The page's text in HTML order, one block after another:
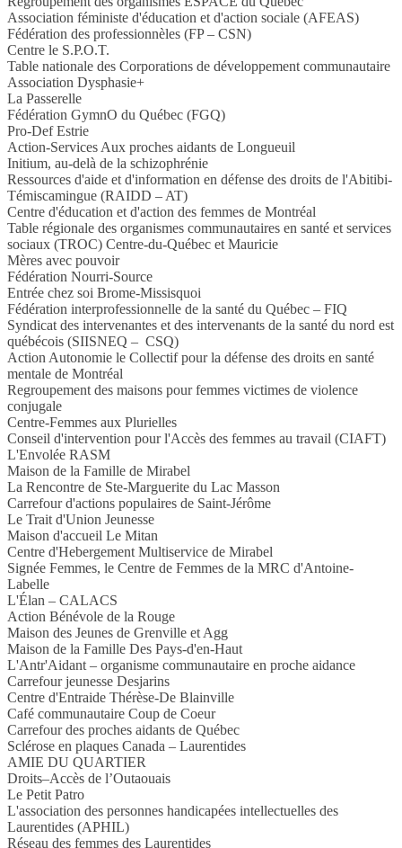
Association féministe d'éducation et d'action sociale (AFEAS)
Fédération des professionnèles (FP – CSN)
Centre le S.P.O.T.
Table nationale des Corporations de développement communautaire
Association Dysphasie+
La Passerelle
Fédération GymnO du Québec (FGQ)
Pro-Def Estrie
Action-Services Aux proches aidants de Longueuil
Initium, au-delà de la schizophrénie
Ressources d'aide et d'information en défense des droits de l'Abitibi-
Témiscamingue (RAIDD – AT)
Centre d'éducation et d'action des femmes de Montréal
Table régionale des organismes communautaires en santé et services
sociaux (TROC) Centre-du-Québec et Mauricie
Mères avec pouvoir
Fédération Nourri-Source
Entrée chez soi Brome-Missisquoi
Fédération interprofessionnelle de la santé du Québec – FIQ
Syndicat des intervenantes et des intervenants de la santé du nord est
québécois (SIISNEQ – CSQ)
Action Autonomie le Collectif pour la défense des droits en santé
mentale de Montréal
Regroupement des maisons pour femmes victimes de violence
conjugale
Centre-Femmes aux Plurielles
Conseil d'intervention pour l'Accès des femmes au travail (CIAFT)
L'Envolée RASM
Maison de la Famille de Mirabel
La Rencontre de Ste-Marguerite du Lac Masson
Carrefour d'actions populaires de Saint-Jérôme
Le Trait d'Union Jeunesse
Maison d'accueil Le Mitan
Centre d'Hebergement Multiservice de Mirabel
Signée Femmes, le Centre de Femmes de la MRC d'Antoine-
Labelle
L'Élan – CALACS
Action Bénévole de la Rouge
Maison des Jeunes de Grenville et Agg
Maison de la Famille Des Pays-d'en-Haut
L'Antr'Aidant – organisme communautaire en proche aidance
Carrefour jeunesse Desjarins
Centre d'Entraide Thérèse-De Blainville
Café communautaire Coup de Coeur
Carrefour des proches aidants de Québec
Sclérose en plaques Canada – Laurentides
AMIE DU QUARTIER
Droits–Accès de l’Outaouais
Le Petit Patro
L'association des personnes handicapées intellectuelles des
Laurentides (APHIL)
Réseau des femmes des Laurentides